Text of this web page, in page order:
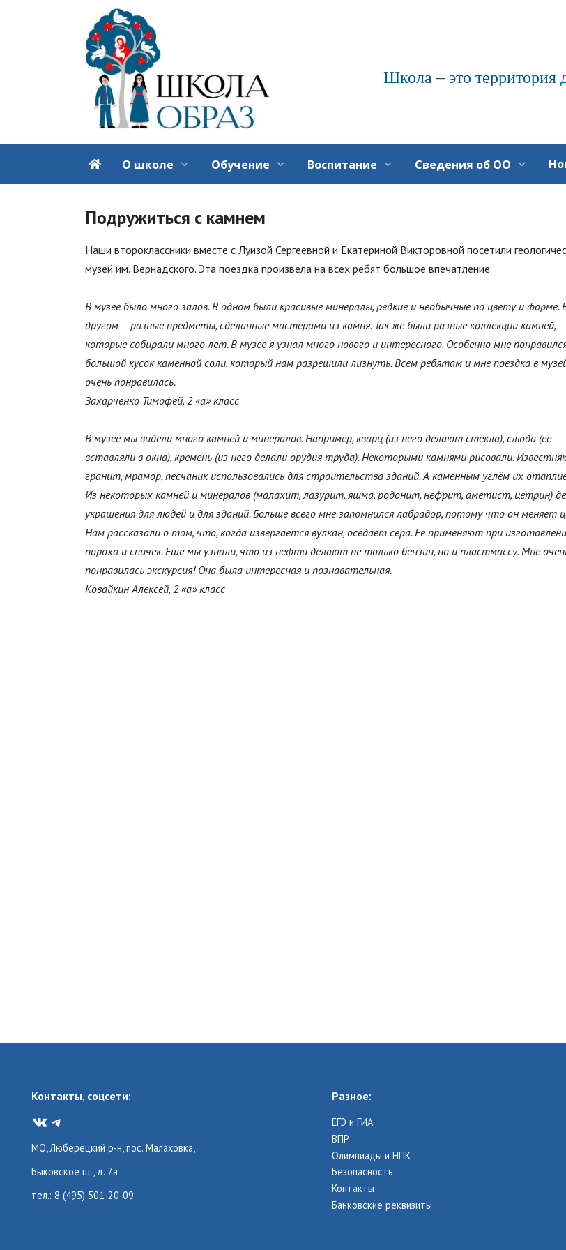
Школа – это территория
О школе Обучение Воспитание Сведения об ОО
Подружиться с камнем
Наши второклассники вместе с Луизой Сергеевной и Екатериной Викторовной посетили
музей им. Вернадского. Эта поездка произвела на всех ребят большое впечатление.
В музее было много залов. В одном были красивые минералы, редкие и необычные по цвету и форме.
другом – разные предметы, сделанные мастерами из камня. Так же были разные коллекции камней,
которые собирали много лет. В музее я узнал много нового и интересного. Особенно мне
большой кусок каменной соли, который нам разрешили лизнуть. Всем ребятам и мне поездка в
очень понравилась.
Захарченко Тимофей, 2 «а» класс
В музее мы видели много камней и минералов. Например, кварц (из него делают стекла), слюда (её
вставляли в окна), кремень (из него делали орудия труда). Некоторыми камнями рисовали.
гранит, мрамор, песчаник использовались для строительства зданий. А каменным углём их
Из некоторых камней и минералов (малахит, лазурит, яшма, родонит, нефрит, аметист, цетрин)
украшения для людей и для зданий. Больше всего мне запомнился лабрадор, потому что он меняет
Нам рассказали о том, что, когда извергается вулкан, оседает сера. Её применяют при
пороха и спичек. Ещё мы узнали, что из нефти делают не только бензин, но и пластмассу. Мне
понравилась экскурсия! Она была интересная и познавательная.
Ковайкин Алексей, 2 «а» класс
Контакты, соцсети:
VKTelegram
МО, Люберецкий р-н, пос. Малаховка,
Быковское ш., д. 7а
тел.: 8 (495) 501-20-09
Разное:
ЕГЭ и ГИА
ВПР
Олимпиады и НПК
Безопасность
Контакты
Банковские реквизиты